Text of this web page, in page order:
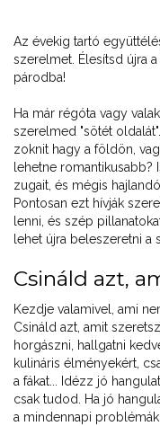
Az évekig tartó
szerelmet. Élesítsd újra
párodba!
Ha már régóta vagy
szerelmed "sötét
zoknit hagy a földön,
lehetne romantikusabb?
zugait, és mégis
Pontosan ezt hívják
lenni, és szép
lehet újra beleszeretni a
Csináld azt,
Kezdje valamivel, ami
Csináld azt, amit
horgászni, hallgatni
kulináris élményekért,
a fákat... Idézz jó
csak tudod. Ha jó
a mindennapi